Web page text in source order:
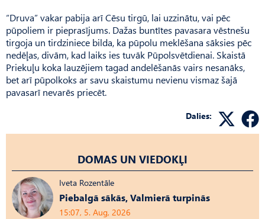
“Druva” vakar pabija arī Cēsu tirgū, lai uzzinātu, vai pēc
pūpoliem ir pieprasījums. Dažas buntītes pavasara vēstnešu
tirgoja un tirdziniece bilda, ka pūpolu meklēšana sāksies pēc
nedēļas, divām, kad laiks ies tuvāk Pūpolsvētdienai. Skaistā
Priekuļu koka lauzējiem tagad andelēšanās vairs nesanāks,
bet arī pūpolkoks ar savu skaistumu nevienu vismaz šajā
pavasarī nevarēs priecēt.
Dalies:
DOMAS UN VIEDOKĻI
Iveta Rozentāle
Piebalgā sākās, Valmierā turpinās
15:07, 5. Aug, 2026